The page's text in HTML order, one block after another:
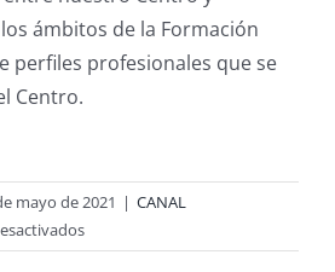
ámbitos de la Formación
perfiles profesionales que se
Centro.
mayo de 2021 | CANAL
en
1ª